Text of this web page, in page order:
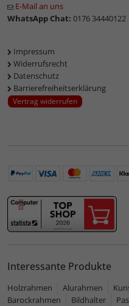
E-Mail an uns
WhatsApp Chat: 0176 34440122
Impressum
Widerrufsrecht
Datenschutz
Barrierefreiheitserklärung
Vertrag widerrufen
Interessante Produkte
Holzrahmen Alurahmen
Barockrahmen
Bildhalter